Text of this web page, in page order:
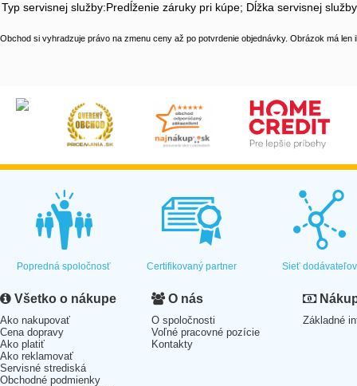
Typ servisnej služby:Predĺženie záruky pri kúpe; Dĺžka servisnej
Obchod si vyhradzuje právo na zmenu ceny až po potvrdenie objednávky. Obrázok má len
Popredná spoločnosť Certifikovaný partner Sieť dodávateľov
Všetko o nákupe
Ako nakupovať
Cena dopravy
Ako platiť
Ako reklamovať
Servisné strediská
Obchodné podmienky
O nás
O spoločnosti
Voľné pracovné pozície
Kontakty
Základné